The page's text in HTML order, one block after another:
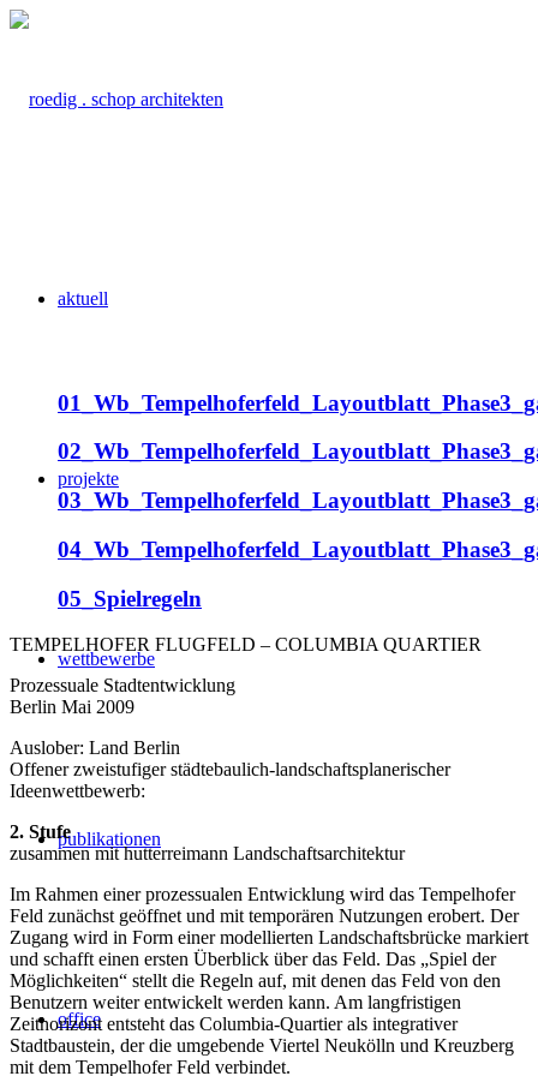
aktuell
projekte
wettbewerbe
publikationen
office
05_Spielregeln
TEMPELHOFER FLUGFELD – COLUMBIA QUARTIER
Prozessuale Stadtentwicklung
Berlin Mai 2009
Auslober: Land Berlin
Offener zweistufiger städtebaulich-landschaftsplanerischer
Ideenwettbewerb:
2. Stufe
zusammen mit hutterreimann Landschaftsarchitektur
Im Rahmen einer prozessualen Entwicklung wird das Tempelhofer
Feld zunächst geöffnet und mit temporären Nutzungen erobert. Der
Zugang wird in Form einer modellierten Landschaftsbrücke markiert
und schafft einen ersten Überblick über das Feld. Das „Spiel der
Möglichkeiten“ stellt die Regeln auf, mit denen das Feld von den
Benutzern weiter entwickelt werden kann. Am langfristigen
Zeithorizont entsteht das Columbia-Quartier als integrativer
Stadtbaustein, der die umgebende Viertel Neukölln und Kreuzberg
mit dem Tempelhofer Feld verbindet.